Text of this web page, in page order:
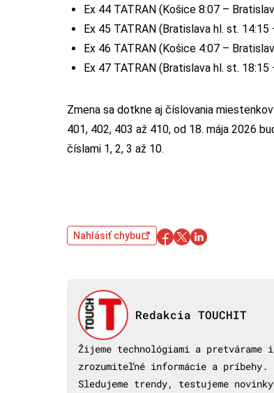
Ex 44 TATRAN (Košice 8:07 –
Ex 45 TATRAN (Bratislava hl. st.
Ex 46 TATRAN (Košice 4:07 –
Ex 47 TATRAN (Bratislava hl. st.
Zmena sa dotkne aj číslovania
401, 402, 403 až 410, od 18. mája 2026
číslami 1, 2, 3 až 10.
Nahlásiť chybu
Redakcia TOUCHIT
Žijeme technológiami a pretvárame
zrozumiteľné informácie a príbehy.
Sledujeme trendy, testujeme